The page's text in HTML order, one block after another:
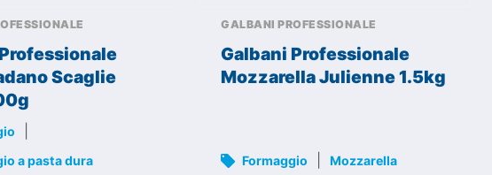
Scaglie
a pasta dura
GALBANI PROFESSIONALE
Galbani Professionale
Mozzarella Julienne 1.5kg
Formaggio Mozzarella